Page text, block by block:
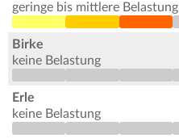
geringe bis mittlere Belastung
Birke
keine Belastung
Erle
keine Belastung